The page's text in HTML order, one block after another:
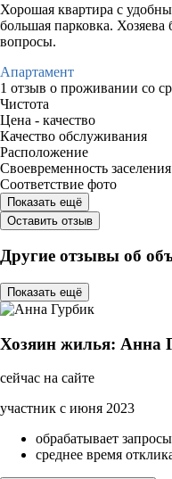
Хорошая квартира с
большая парковка.
вопросы.
Апартамент
1 отзыв о проживании со
Чистота
Цена - качество
Качество обслуживания
Расположение
Своевременность заселения
Соответствие фото
Показать ещё
Оставить отзыв
Другие отзывы об
Показать ещё
Хозяин жилья: Анна
сейчас на сайте
участник с июня 2023
обрабатывает запросы
среднее время